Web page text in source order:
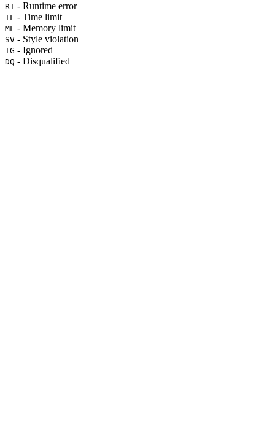
RT - Runtime error
TL - Time limit
ML - Memory limit
SV - Style violation
IG - Ignored
DQ - Disqualified